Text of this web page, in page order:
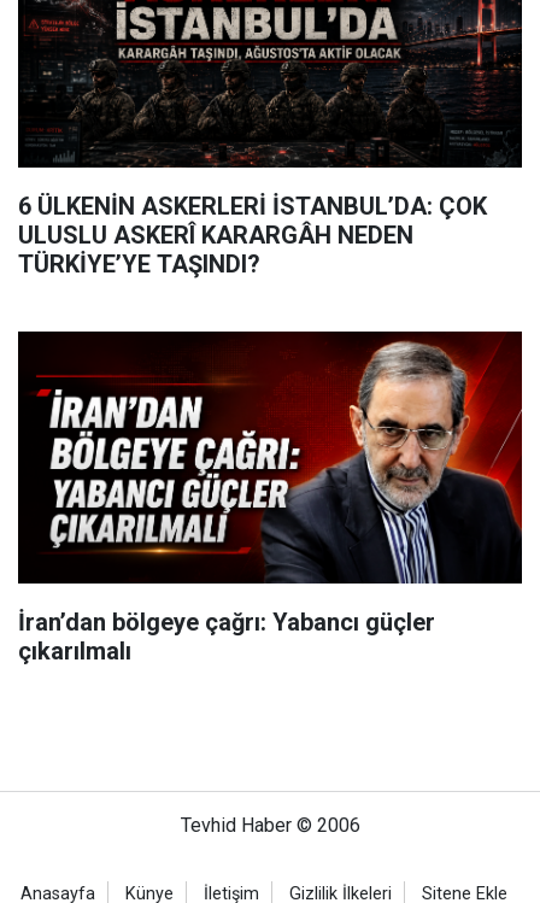
6 ÜLKENİN ASKERLERİ İSTANBUL’DA: ÇOK
ULUSLU ASKERÎ KARARGÂH NEDEN
TÜRKİYE’YE TAŞINDI?
İran’dan bölgeye çağrı: Yabancı güçler
çıkarılmalı
Tevhid Haber © 2006
Anasayfa Künye İletişim Gizlilik İlkeleri Sitene Ekle